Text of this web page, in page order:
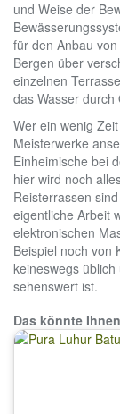
und Weise der
für den Anbau
Bergen über
einzelnen
das Wasser
Wer ein wenig
Meisterwerke
Einheimische bei
hier wird noch
Reisterrassen
eigentliche Arbeit
elektronischen
Beispiel noch von
keineswegs
sehenswert ist.
Das könnte